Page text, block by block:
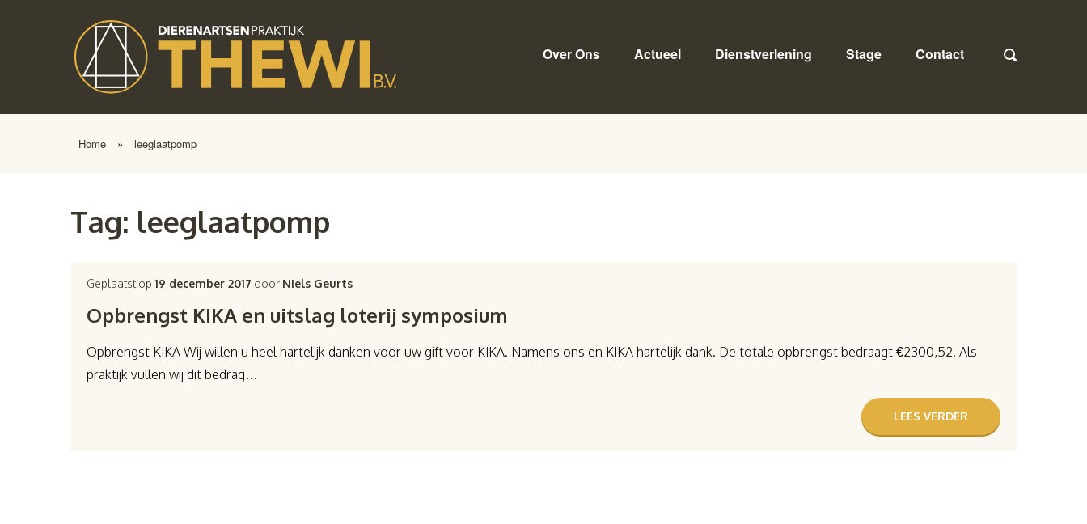
Over Ons Actueel Dienstverlening Stage Contact
Home » leeglaatpomp
Tag: leeglaatpomp
Geplaatst op19 december 2017 door Niels Geurts
Opbrengst KIKA en uitslag loterij symposium
Opbrengst KIKA Wij willen u heel hartelijk danken voor uw gift voor KIKA. Namens ons en KIKA hartelijk dank. De totale opbrengst bedraagt €2300,52. Als
praktijk vullen wij dit bedrag…
LEES VERDER